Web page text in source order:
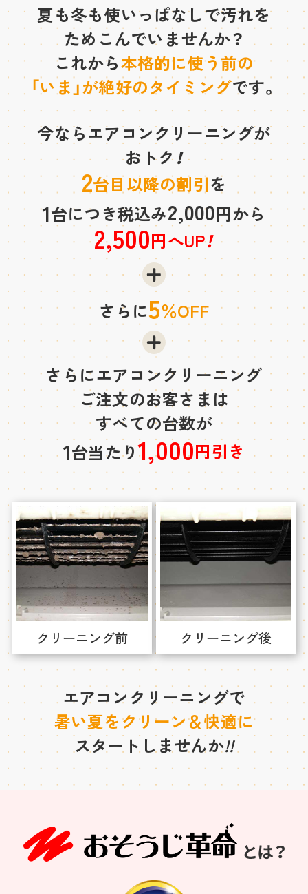
夏も冬も使いっぱなしで汚れを
ためこんでいませんか？
これから本格的に使う前の
「いま」が絶好のタイミングです。
今ならエアコンクリーニングが
おトク！
2台目以降の割引を
1台につき税込み2,000円から
2,500円へUP！
さらに5％OFF
さらにエアコンクリーニング
ご注文のお客さまは
すべての台数が
1台当たり1,000円引き
クリーニング前 クリーニング後
エアコンクリーニングで
暑い夏をクリーン＆快適に
スタートしませんか!!